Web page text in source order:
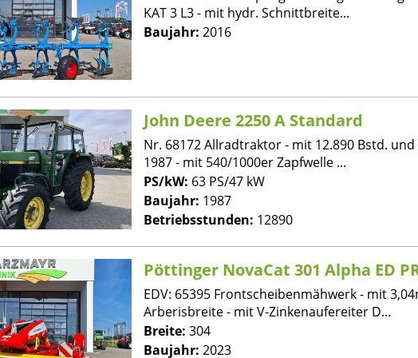
KAT 3 L3 - mit hydr. Schnittbreite...
Baujahr: 2016
John Deere 2250 A Standard
Nr. 68172 Allradtraktor - mit 12.890 Bstd. und
1987 - mit 540/1000er Zapfwelle ...
PS/kW: 63 PS/47 kW
Baujahr: 1987
Betriebsstunden: 12890
Pöttinger NovaCat 301 Alpha ED
EDV: 65395 Frontscheibenmähwerk - mit
Arberisbreite - mit V-Zinkenaufereiter D...
Breite: 304
Baujahr: 2023